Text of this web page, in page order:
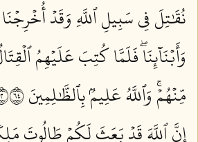
نُقَٰتِلَ فِي سَبِيلِ ٱللَّهِ وَقَدۡ
وَأَبۡنَآئِنَاۖ فَلَمَّا كُتِبَ عَلَيۡهِمُ
مِّنۡهُمۡۚ وَٱللَّهُ عَلِيمُۢ بِٱلظَّٰلِمِينَ ٢٤٦
إِنَّ ٱللَّهَ قَدۡ بَعَثَ لَكُمۡ طَالُوتَ